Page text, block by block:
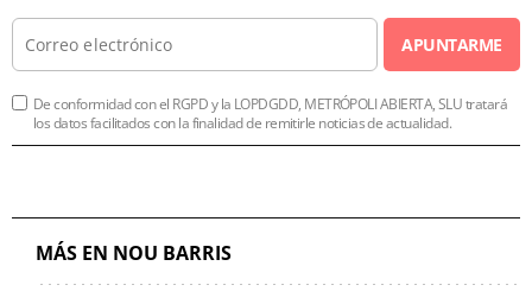
APUNTARME
De conformidad con el RGPD y la LOPDGDD, METRÓPOLI ABIERTA, SLU tratará
los datos facilitados con la finalidad de remitirle noticias de actualidad.
MÁS EN NOU BARRIS